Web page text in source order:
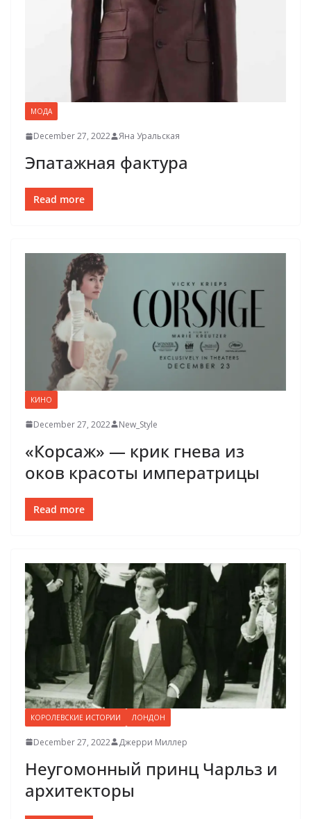
МОДА
December 27, 2022 Яна Уральская
Эпатажная фактура
Read more
КИНО
December 27, 2022 New_Style
«Корсаж» — крик гнева из
оков красоты императрицы
Read more
КОРОЛЕВСКИЕ ИСТОРИИ ЛОНДОН
December 27, 2022 Джерри Миллер
Неугомонный принц Чарльз и
архитекторы